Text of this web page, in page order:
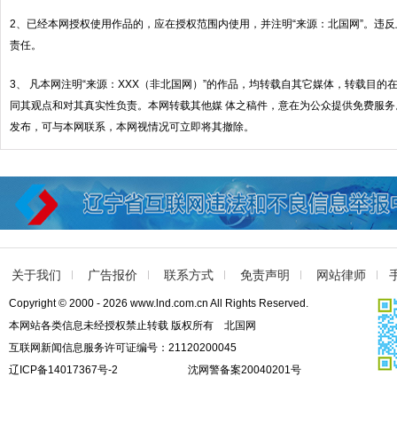
2、已经本网授权使用作品的，应在授权范围内使用，并注明“来源：北国网”。违
责任。
3、 凡本网注明“来源：XXX（非北国网）”的作品，均转载自其它媒体，转载目的
同其观点和对其真实性负责。本网转载其他媒 体之稿件，意在为公众提供免费服
发布，可与本网联系，本网视情况可立即将其撤除。
关于我们 广告报价 联系方式 免责声明 网站律师
Copyright © 2000 - 2026 www.lnd.com.cn All Rights Reserved.
本网站各类信息未经授权禁止转载 版权所有 北国网
互联网新闻信息服务许可证编号：21120200045
辽ICP备14017367号-2
沈网警备案20040201号